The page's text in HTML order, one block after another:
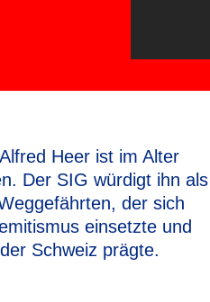
Heer ist im Alter
Der SIG würdigt ihn als
der sich
einsetzte und
Schweiz prägte.